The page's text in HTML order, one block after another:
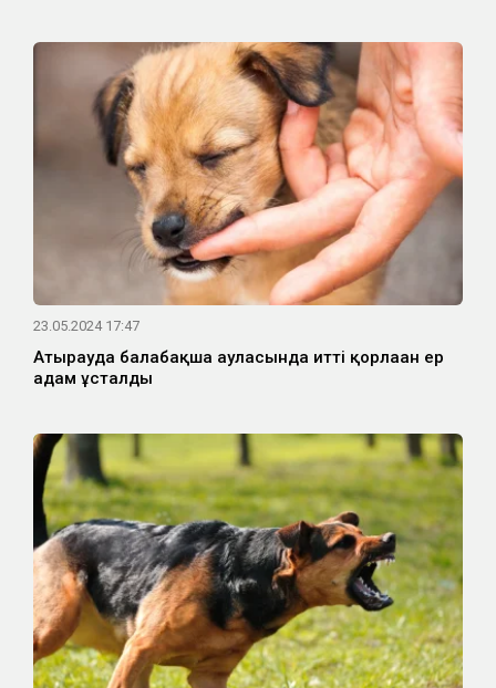
23.05.2024 17:47
Атырауда балабақша ауласында итті қорлаған ер
адам ұсталды